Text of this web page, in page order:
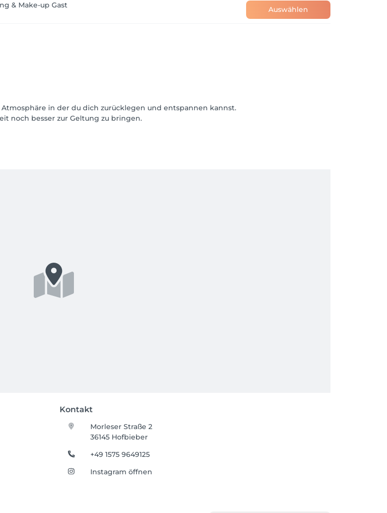
& Make-up Gast Auswählen
in der du dich zurücklegen und entspannen kannst.
noch besser zur Geltung zu bringen.
Kontakt
Morleser Straße 2
36145 Hofbieber
+49 1575 9649125
Instagram öffnen